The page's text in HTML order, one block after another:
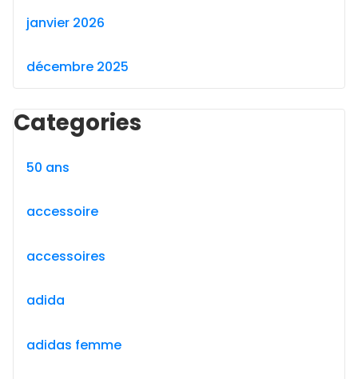
janvier 2026
décembre 2025
Categories
50 ans
accessoire
accessoires
adida
adidas femme